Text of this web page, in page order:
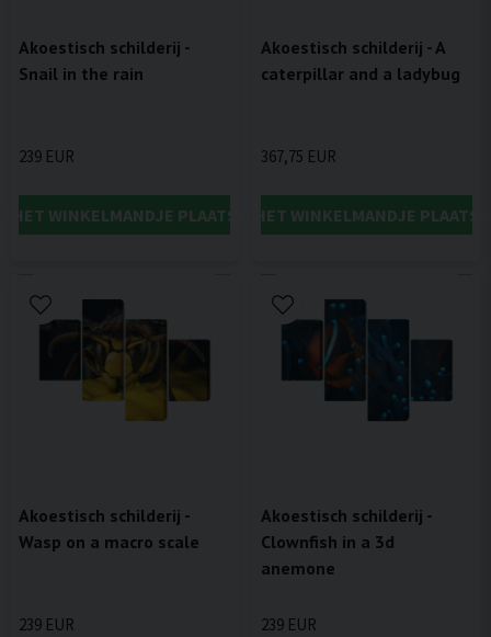
Akoestisch schilderij -
Snail in the rain
239 EUR
HET WINKELMANDJE PLAATSEN
Akoestisch schilderij - A
caterpillar and a ladybug
367,75 EUR
IN HET WINKELMANDJE
Akoestisch schilderij -
Wasp on a macro scale
239 EUR
Akoestisch schilderij -
Clownfish in a 3d
anemone
239 EUR